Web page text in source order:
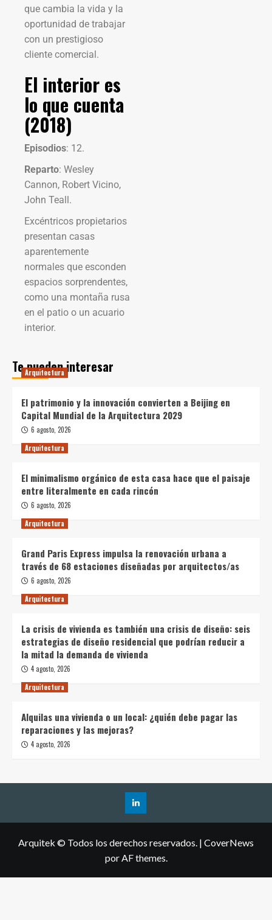
que cambia la vida y la
oportunidad de trabajar
con un prestigioso
cliente comercial.
El interior es
lo que cuenta
(2018)
Episodios: 12.
Reparto: Wesley
Cannon, Robert Vicino,
John Teall.
Excéntricos propietarios
presentan casas
aparentemente
normales que esconden
espacios sorprendentes,
como una montaña rusa
en el patio o un acuario
interior.
Te pueden interesar
Arquitectura
El patrimonio y la innovación convierten a Beijing en
Capital Mundial de la Arquitectura 2029
6 agosto, 2026
Arquitectura
El minimalismo orgánico de esta casa hace que el paisaje
entre literalmente en cada rincón
6 agosto, 2026
Arquitectura
Grand Paris Express impulsa la renovación urbana a
través de 68 estaciones diseñadas por arquitectos/as
6 agosto, 2026
Arquitectura
La crisis de vivienda es también una crisis de diseño: seis
estrategias de diseño residencial que podrían reducir a
la mitad la demanda de vivienda
4 agosto, 2026
Arquitectura
Alquilas una vivienda o un local: ¿quién debe pagar las
reparaciones y las mejoras?
4 agosto, 2026
Arquitek © Todos los derechos reservados. | CoverNews
por AF themes.